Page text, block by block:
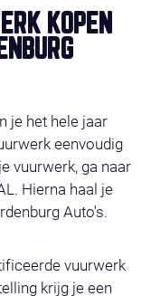
KOPEN
je het hele jaar
eenvoudig
vuurwerk, ga naar
Hierna haal je
Auto's.
vuurwerk
krijg je een